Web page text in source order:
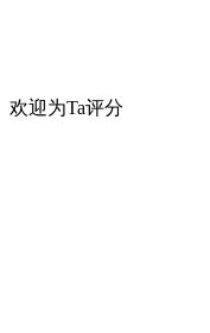
欢迎为Ta评分